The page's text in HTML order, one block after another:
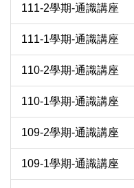
111-2學期-通識講座
111-1學期-通識講座
110-2學期-通識講座
110-1學期-通識講座
109-2學期-通識講座
109-1學期-通識講座